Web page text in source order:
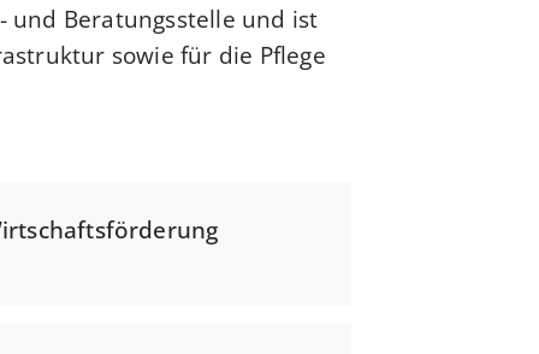
und Beratungsstelle und ist
sowie für die Pflege